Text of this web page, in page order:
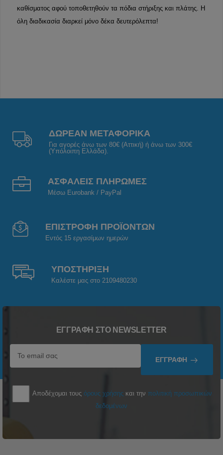
καθίσματος αφού τοποθετηθούν τα πόδια στήριξης και πλάτης. Η
όλη διαδικασία διαρκεί μόνο δέκα δευτερόλεπτα!
ΔΩΡΕΑΝ ΜΕΤΑΦΟΡΙΚΑ
Για αγορές άνω των 80€ (Αττική) ή άνω των 300€
(Υπόλοιπη Ελλάδα).
ΑΣΦΑΛΕΙΣ ΠΛΗΡΩΜΕΣ
Μέσω Eurobank / PayPal
ΕΠΙΣΤΡΟΦΗ ΠΡΟΪΟΝΤΩΝ
Εντός 15 εργασίμων ημερών
ΥΠΟΣΤΗΡΙΞΗ
Καλέστε μας στο 2109480230
ΕΓΓΡΑΦΉ ΣΤΟ NEWSLETTER
ΕΓΓΡΑΦΉ
Αποδέχομαι τους όρους χρήσης και την πολιτική προσωπικών
δεδομένων